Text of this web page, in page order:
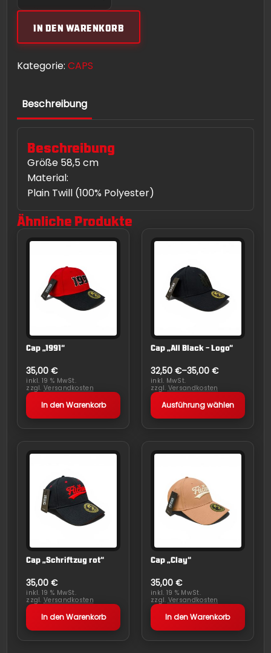
DUISBURG"
FLAT
SNAPBACK
MENGE
IN DEN WARENKORB
T
N
A
T
E
:
Kategorie:CAPS
Beschreibung
Beschreibung
Größe 58,5 cm
Material:
Plain Twill (100% Polyester)
Ähnliche Produkte
Cap „1991“
35,00€
inkl. 19 % MwSt.
zzgl.Versandkosten
In den Warenkorb
Cap „All Black – Logo“
32,50 €–35,00 €
inkl. MwSt.
zzgl. Versandkosten
Ausführung wählen
Dieses
weist
mehrere
Varianten
Die
Optionen
können
auf
der
Produktseite
gewählt
werden
Cap „Schriftzug rot“
35,00€
inkl. 19 % MwSt.
zzgl.Versandkosten
In den Warenkorb
Cap „Clay“
35,00 €
inkl. 19 % MwSt.
zzgl. Versandkosten
In den Warenkorb